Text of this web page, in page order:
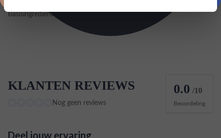
Basisingrediënt Wodka Aardappel
KLANTEN REVIEWS
Nog geen reviews
0.0 /10
Beoordeling
Deel jouw ervaring